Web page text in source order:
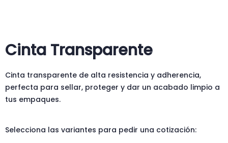
Cinta Transparente
Cinta transparente de alta resistencia y adherencia,
perfecta para sellar, proteger y dar un acabado limpio a
tus empaques.
Selecciona las variantes para pedir una cotización: